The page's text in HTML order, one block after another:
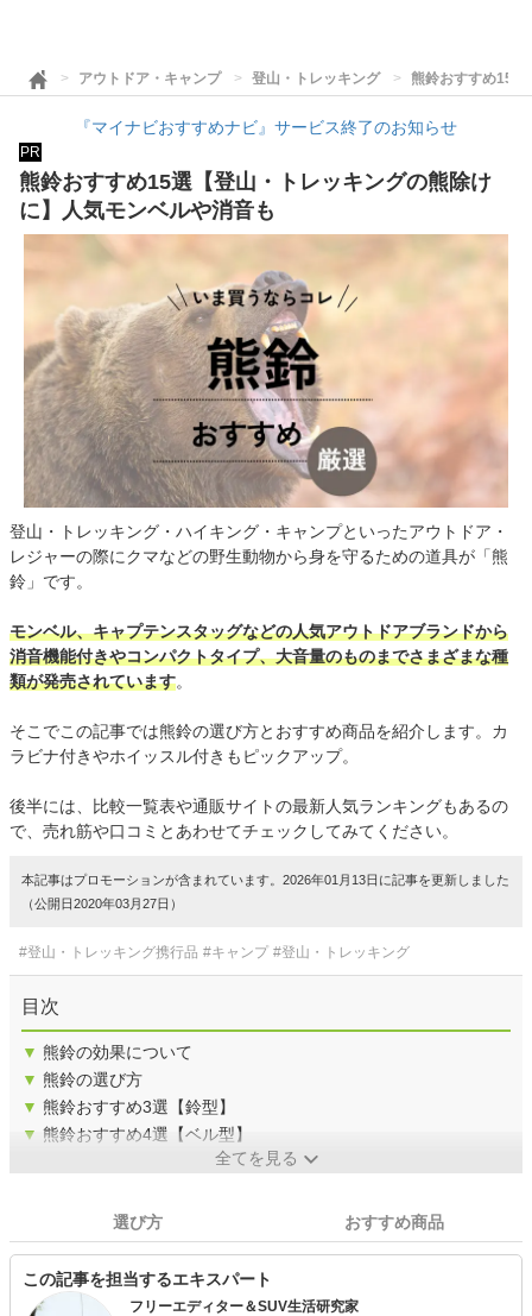
アウトドア・キャンプ 登山・トレッキング 熊鈴おすすめ15選
『マイナビおすすめナビ』サービス終了のお知らせ
PR
熊鈴おすすめ15選【登山・トレッキングの熊除け
に】人気モンベルや消音も
登山・トレッキング・ハイキング・キャンプといったアウトドア・
レジャーの際にクマなどの野生動物から身を守るための道具が「熊
鈴」です。
モンベル、キャプテンスタッグなどの人気アウトドアブランドから
消音機能付きやコンパクトタイプ、大音量のものまでさまざまな種
類が発売されています。
そこでこの記事では熊鈴の選び方とおすすめ商品を紹介します。カ
ラビナ付きやホイッスル付きもピックアップ。
後半には、比較一覧表や通販サイトの最新人気ランキングもあるの
で、売れ筋や口コミとあわせてチェックしてみてください。
本記事はプロモーションが含まれています。2026年01月13日に記事を更新しました
（公開日2020年03月27日）
#登山・トレッキング携行品 #キャンプ #登山・トレッキング
目次
▼ 熊鈴の効果について
▼ 熊鈴の選び方
▼ 熊鈴おすすめ3選【鈴型】
▼ 熊鈴おすすめ4選【ベル型】
全てを見る
選び方 おすすめ商品
この記事を担当するエキスパート
フリーエディター＆SUV生活研究家